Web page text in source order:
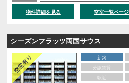
物件詳細を見る 空室一覧ページ
シーズンフラッツ両国サウス
新築
分譲賃貸
駅近